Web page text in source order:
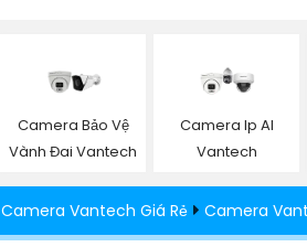
Camera Bảo Vệ
Vành Đai Vantech
Camera Ip AI
Vantech
Camera Vantech Giá Rẻ Camera